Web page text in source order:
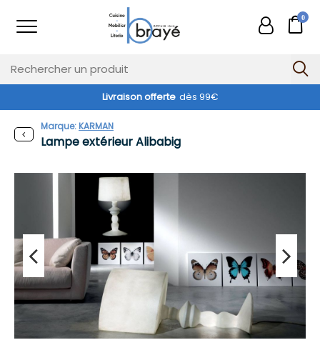
0
Livraison offerte dès 99€
Exclusivité web !
Lampe extérieur Alibabig
Marque:KARMAN